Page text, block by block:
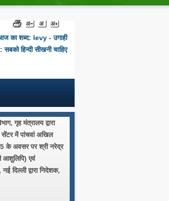
का शब्द: levy - उगाही
हिन्दी सीखनी चाहिए
गृह मंत्रालय द्वारा
सेंटर में पांचवां अखिल
के अवसर पर श्री नरेद्र
आशुलिपि) एवं
दिल्ली द्वारा निदेशक,